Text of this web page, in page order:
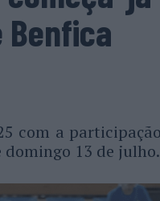
Benfica
com a
13 de julho.